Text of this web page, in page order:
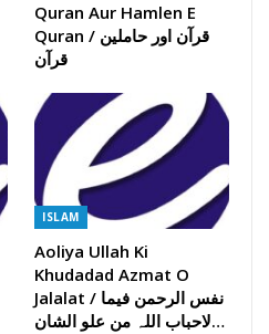
Quran Aur Hamlen E
Quran / قرآن اور حاملین
قرآن
ISLAM
Aoliya Ullah Ki
Khudadad Azmat O
Jalalat / نفس الرحمن فیما
لاحباب اللہ من علو الشان…